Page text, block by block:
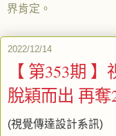
界肯定。
2022/12/14
【 第353期
脫穎而出 再
(視覺傳達設計系訊)